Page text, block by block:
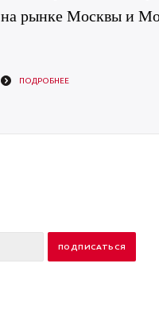
на рынке Москвы и
ПОДРОБНЕЕ